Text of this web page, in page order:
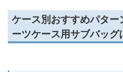
ケース別おすすめパタ
ーツケース用サブバッグ